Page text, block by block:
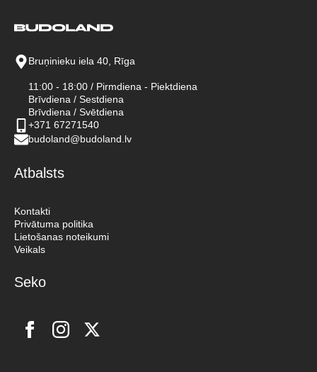
Bruņinieku iela 40, Rīga
11:00 - 18:00 / Pirmdiena - Piektdiena
Brīvdiena / Sestdiena
Brīvdiena / Svētdiena
+371 67271540
budoland@budoland.lv
Atbalsts
Kontakti
Privātuma politika
Lietošanas noteikumi
Veikals
Seko